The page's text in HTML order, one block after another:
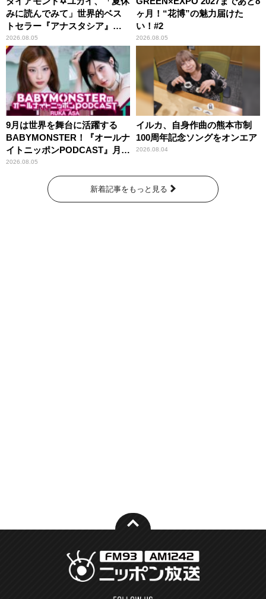
みに読んでみて」世界的ベス
トセラー『アナスタシア』を
紹介
2026.08.05
ヶ月！“花博”の魅力届けた
い！#2
2026.08.05
9月は世界を舞台に活躍する
BABYMONSTER！『オールナ
イトニッポンPODCAST』月替
わりパーソナリティ
2026.08.05
イルカ、自身作曲の熊本市制
100周年記念ソングをオンエア
2026.08.04
新着記事をもっと見る